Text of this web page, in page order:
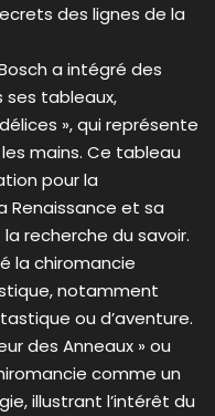
des lignes de la
a intégré des
ses tableaux,
», qui représente
mains. Ce tableau
pour la
Renaissance et sa
recherche du savoir.
la chiromancie
notamment
ou d’aventure.
des Anneaux » ou
comme un
illustrant l’intérêt du